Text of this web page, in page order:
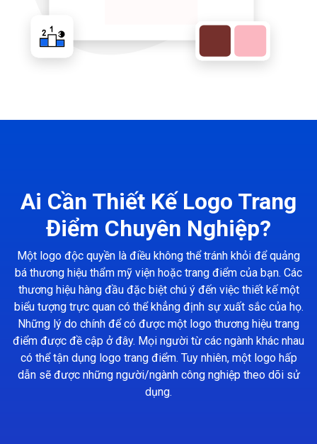
Ai Cần Thiết Kế Logo Trang
Điểm Chuyên Nghiệp?
Một logo độc quyền là điều không thể tránh khỏi để quảng
bá thương hiệu thẩm mỹ viện hoặc trang điểm của bạn. Các
thương hiệu hàng đầu đặc biệt chú ý đến việc thiết kế một
biểu tượng trực quan có thể khẳng định sự xuất sắc của họ.
Những lý do chính để có được một logo thương hiệu trang
điểm được đề cập ở đây. Mọi người từ các ngành khác nhau
có thể tận dụng logo trang điểm. Tuy nhiên, một logo hấp
dẫn sẽ được những người/ngành công nghiệp theo dõi sử
dụng.